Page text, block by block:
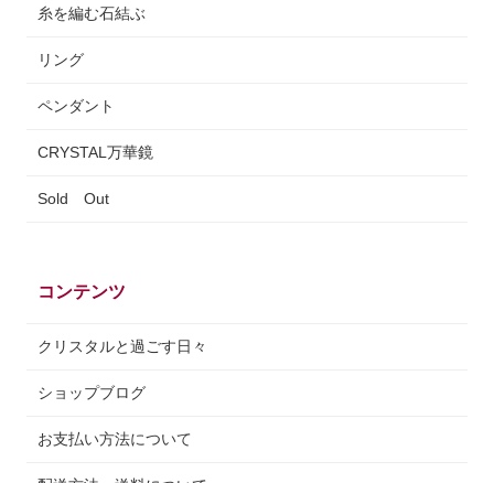
糸を編む石結ぶ
リング
ペンダント
CRYSTAL万華鏡
Sold Out
コンテンツ
クリスタルと過ごす日々
ショップブログ
お支払い方法について